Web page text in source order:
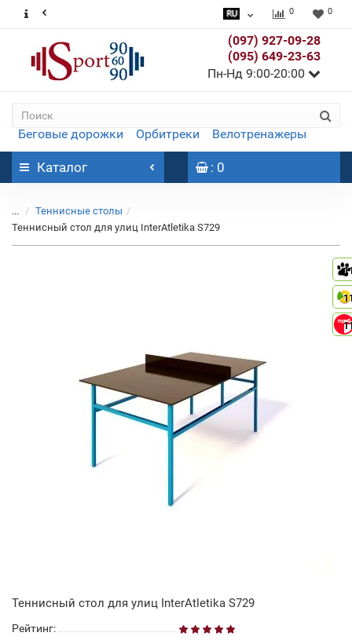
0 0
(097) 927-09-28
(095) 649-23-63
Пн-Нд 9:00-20:00
Беговые дорожки Орбитреки Велотренажеры
Каталог : 0
...
Теннисные столы
Теннисный стол для улиц InterAtletika S729
Теннисный стол для улиц InterAtletika S729
Рейтинг: